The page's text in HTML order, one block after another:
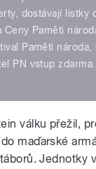
dostávají lístky
Ceny Paměti
Paměti
PN vstup
válku přežil,
maďarské
Jednotky